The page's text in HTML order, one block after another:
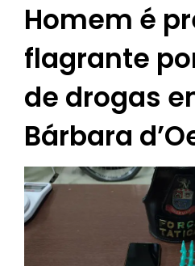
Homem é
flagrante
de drogas
Bárbara